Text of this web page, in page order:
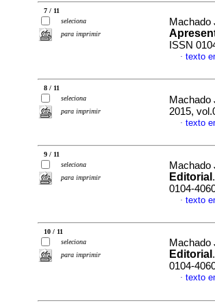
7 / 11
seleciona
para imprimir
Machado
ISSN
· texto
8 / 11
seleciona
para imprimir
Machado
2015,
· texto
9 / 11
seleciona
para imprimir
Machado
Editorial
0104-
· texto
10 / 11
seleciona
para imprimir
Machado
Editorial
0104-
· texto